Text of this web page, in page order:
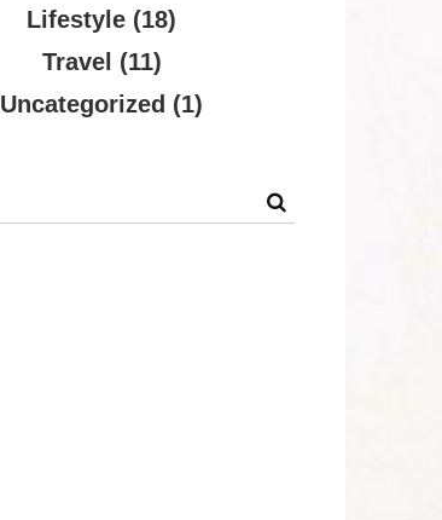
Lifestyle (18)
Travel (11)
Uncategorized (1)